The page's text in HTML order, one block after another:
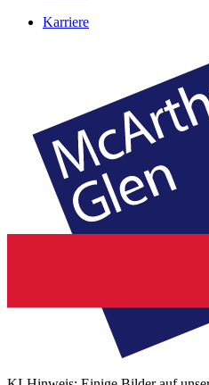
Karriere